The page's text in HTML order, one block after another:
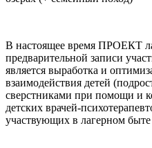
В настоящее время ПРОЕКТ
предварительной записи
является выработка и
взаимодействия детей
сверстниками при помощи и
детских врачей-
участвующих в лагерном